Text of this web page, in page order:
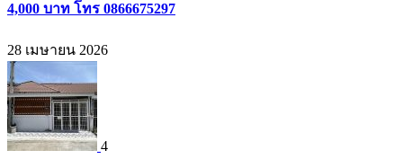
4,000 บาท โทร 0866675297
28 เมษายน 2026
4